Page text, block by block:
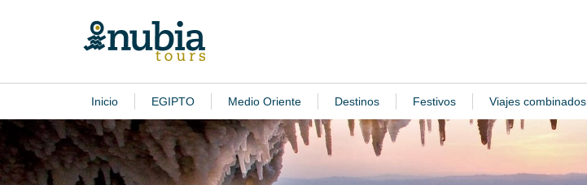
Inicio EGIPTO Medio Oriente Destinos Festivos Viajes combinados